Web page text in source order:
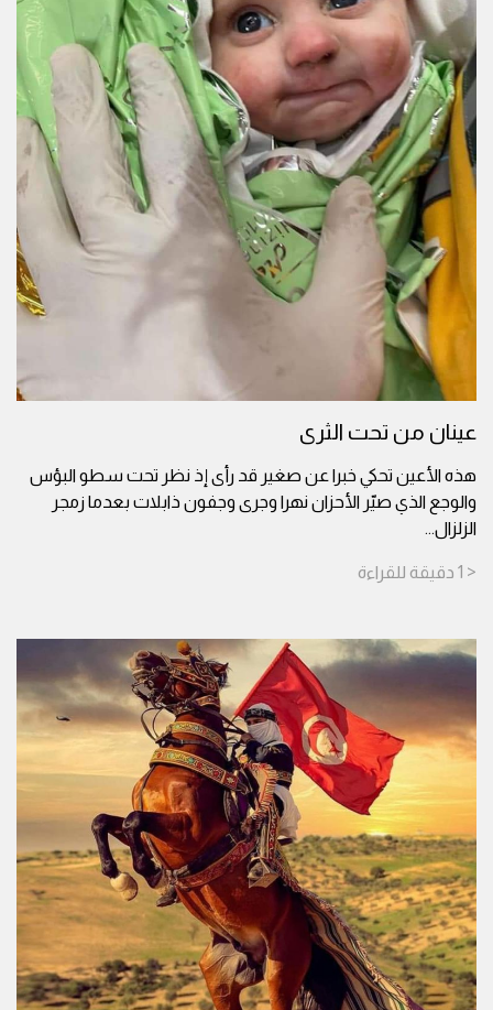
عينان من تحت الثرى
هذه الأعين تحكي خبرا عن صغير قد رأى إذ نظر تحت سطو البؤس
والوجع الذي صيّر الأحزان نهرا وجرى وجفون ذابلات بعدما زمجر
الزلزال...
< 1 دقيقة للقراءة